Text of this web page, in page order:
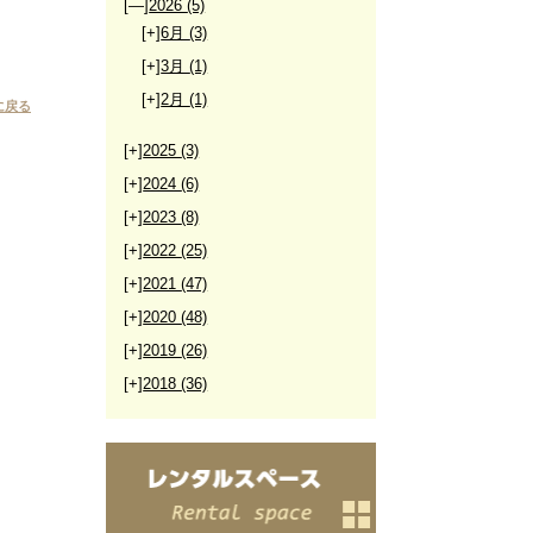
る
[—]2026(5)
[+]6月(3)
[+]3月(1)
[+]2月(1)
[+]2025(3)
[+]2024(6)
[+]2023(8)
[+]2022(25)
[+]2021(47)
[+]2020(48)
[+]2019(26)
[+]2018(36)